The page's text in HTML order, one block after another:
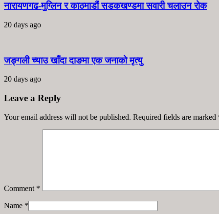
नारायणगढ-मुग्लिन र काठमाडौं सडकखण्डमा सवारी चलाउन रोक
20 days ago
जङ्गली च्याउ खाँदा दाङमा एक जनाको मृत्यु
20 days ago
Leave a Reply
Your email address will not be published. Required fields are marked
Comment *
Name *